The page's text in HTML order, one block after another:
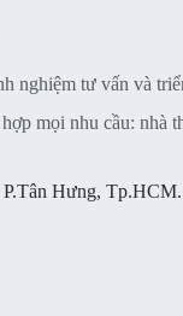
hai phiên bản –
phù hợp. Khả
sóc khách
nghiệm tư vấn và
mọi nhu cầu: nhà
Hưng, Tp.HCM.